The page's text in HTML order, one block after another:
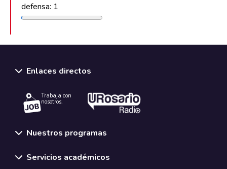
defensa: 1
Enlaces directos
Trabaja con
nosotros.
Nuestros programas
Servicios académicos